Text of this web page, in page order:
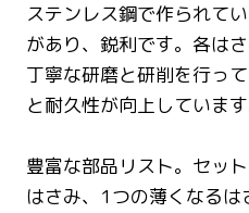
ステンレス鋼で作られて
があり、鋭利です。各は
丁寧な研磨と研削を行っ
と耐久性が向上しています
豊富な部品リスト。セッ
はさみ、1つの薄くなる